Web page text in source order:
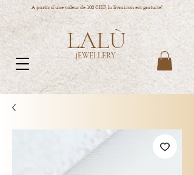
A partir d'une valeur de 100 CHF, la livraison est gratuite!
LALÙ
JEWELLERY